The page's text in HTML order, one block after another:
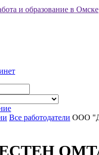
Все работодатели ООО